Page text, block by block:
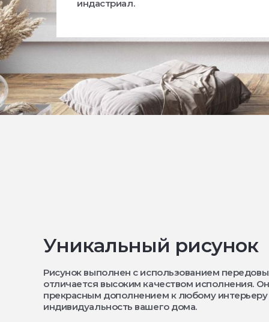
индастриал.
Уникальный рисунок
Рисунок выполнен с использованием
отличается высоким качеством исполнения.
прекрасным дополнением к любому
индивидуальность вашего дома.